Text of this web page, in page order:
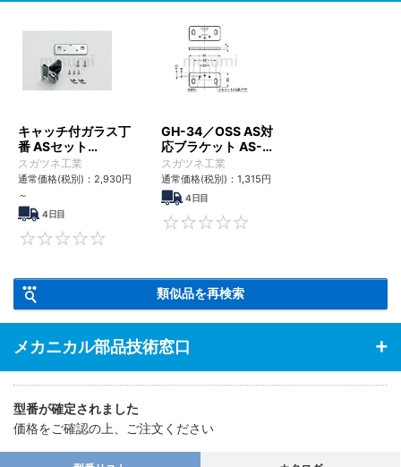
キャッチ付ガラス丁
番 ASセット
GHC34-8型 かぶせ
扉用
スガツネ工業
通常価格(税別)： 2,930円
～
4日目
GH-34／OSS AS対
応ブラケット AS-
GH-34-0
スガツネ工業
通常価格(税別)： 1,315円
4日目
類似品を再検索
メカニカル部品技術窓口
型番が確定されました
価格をご確認の上、ご注文ください